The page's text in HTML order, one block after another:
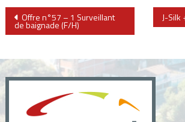
Navigation
de
l’article
Offre n°57 – 1 Surveillant
de baignade (F/H)
J-Silk